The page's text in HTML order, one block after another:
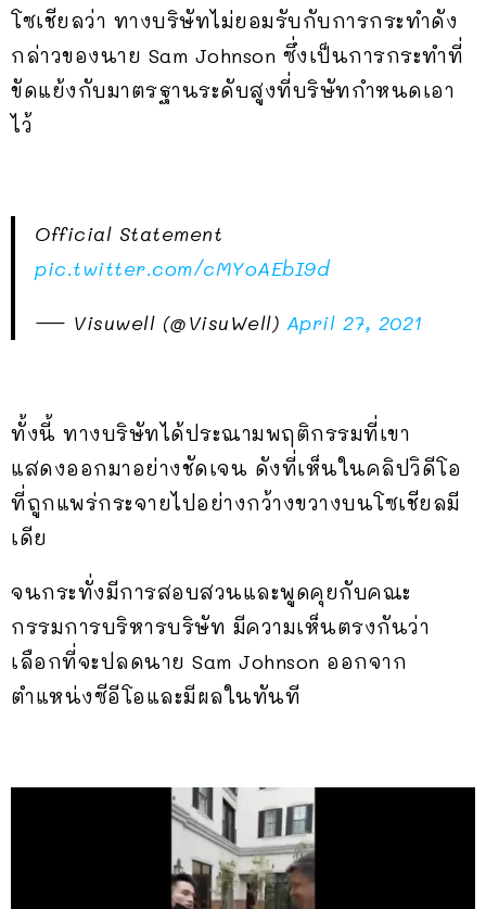
โซเชียลว่า ทางบริษัทไม่ยอมรับกับการกระทำดัง
กล่าวของนาย Sam Johnson ซึ่งเป็นการกระทำที่
ขัดแย้งกับมาตรฐานระดับสูงที่บริษัทกำหนดเอา
ไว้
Official Statement
pic.twitter.com/cMYoAEbI9d
— Visuwell (@VisuWell) April 27, 2021
ทั้งนี้ ทางบริษัทได้ประณามพฤติกรรมที่เขา
แสดงออกมาอย่างชัดเจน ดังที่เห็นในคลิปวิดีโอ
ที่ถูกแพร่กระจายไปอย่างกว้างขวางบนโซเชียลมี
เดีย
จนกระทั่งมีการสอบสวนและพูดคุยกับคณะ
กรรมการบริหารบริษัท มีความเห็นตรงกันว่า
เลือกที่จะปลดนาย Sam Johnson ออกจาก
ตำแหน่งซีอีโอและมีผลในทันที